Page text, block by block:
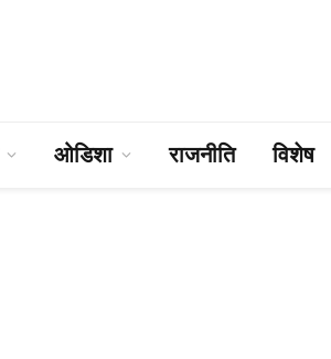
ओडिशा राजनीति विशेष